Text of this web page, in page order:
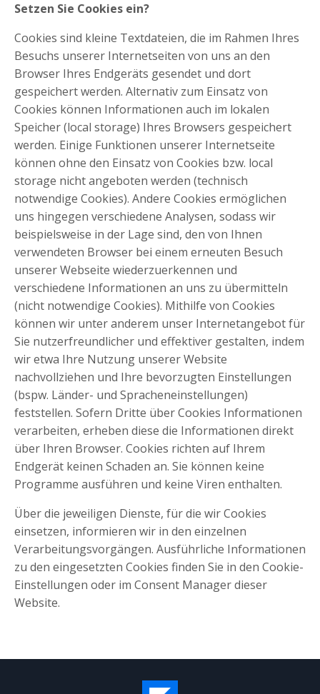
Setzen Sie Cookies ein?
Cookies sind kleine Textdateien, die im Rahmen Ihres
Besuchs unserer Internetseiten von uns an den
Browser Ihres Endgeräts gesendet und dort
gespeichert werden. Alternativ zum Einsatz von
Cookies können Informationen auch im lokalen
Speicher (local storage) Ihres Browsers gespeichert
werden. Einige Funktionen unserer Internetseite
können ohne den Einsatz von Cookies bzw. local
storage nicht angeboten werden (technisch
notwendige Cookies). Andere Cookies ermöglichen
uns hingegen verschiedene Analysen, sodass wir
beispielsweise in der Lage sind, den von Ihnen
verwendeten Browser bei einem erneuten Besuch
unserer Webseite wiederzuerkennen und
verschiedene Informationen an uns zu übermitteln
(nicht notwendige Cookies). Mithilfe von Cookies
können wir unter anderem unser Internetangebot für
Sie nutzerfreundlicher und effektiver gestalten, indem
wir etwa Ihre Nutzung unserer Website
nachvollziehen und Ihre bevorzugten Einstellungen
(bspw. Länder- und Spracheneinstellungen)
feststellen. Sofern Dritte über Cookies Informationen
verarbeiten, erheben diese die Informationen direkt
über Ihren Browser. Cookies richten auf Ihrem
Endgerät keinen Schaden an. Sie können keine
Programme ausführen und keine Viren enthalten.
Über die jeweiligen Dienste, für die wir Cookies
einsetzen, informieren wir in den einzelnen
Verarbeitungsvorgängen. Ausführliche Informationen
zu den eingesetzten Cookies finden Sie in den Cookie-
Einstellungen oder im Consent Manager dieser
Website.